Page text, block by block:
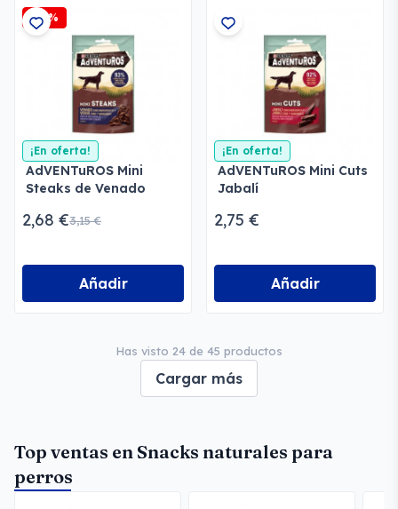
-15%
¡En oferta!
AdVENTuROS Mini
Steaks de Venado
2,68 €3,15 €
Añadir
¡En oferta!
AdVENTuROS Mini Cuts
Jabalí
2,75 €
Añadir
Has visto 24 de 45 productos
Cargar más
Top ventas en Snacks naturales para
perros